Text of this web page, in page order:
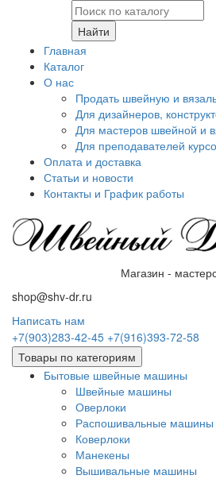
Найти
Главная
Каталог
О нас
Продать швейную и
Для дизайнеров,
Для мастеров швейной и
Для преподавателей
Оплата и доставка
Статьи и новости
Контакты и График работы
Магазин -
shop@shv-dr.ru
Написать нам
+7(903)283-42-45 +7(916)393-72-58
Товары по категориям
Бытовые швейные машины
Швейные машины
Оверлоки
Распошивальные машины
Коверлоки
Манекены
Вышивальные машины